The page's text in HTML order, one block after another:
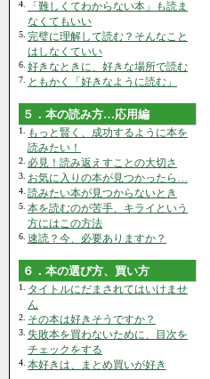
4.
「難しくてわからない本」も読ま
なくてもいい
5. 完璧に理解して読む？そんなこと
はしなくていい
6. 好きなときに、好きな場所で読む
7. ともかく「好きなように読む」
５．本の読み方…応用編
1.
もっと賢く、成功するように本を
読みたい！
2. 必見！読み返えすことの大切さ
3. お気に入りの本が見つかったら…
4. 読みたい本が見つからないとき
5. 本を読むのが苦手、キライという
方にはこの方法
6. 速読？今、必要ありますか？
６．本の選び方、買い方
1.
タイトルにだまされてはいけませ
ん
2. その本は好きそうですか？
3. 失敗本を買わないために、目次を
チェックをする
4. 本好きは、まとめ買いが好き